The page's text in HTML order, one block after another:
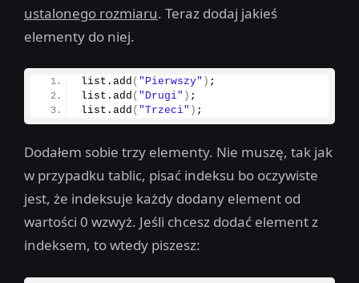
ustalonego rozmiaru. Teraz dodaj jakieś
elementy do niej.
list. add ( "Pierwszy" ) ;
list. add ( "Drugi" ) ;
list. add ( "Trzeci" ) ;
Dodałem sobie trzy elementy. Nie muszę, tak jak
w przypadku tablic, pisać indeksu bo oczywiste
jest, że indeksuje każdy dodany element od
wartości 0 wzwyż. Jeśli chcesz dodać element z
indeksem, to wtedy piszesz: